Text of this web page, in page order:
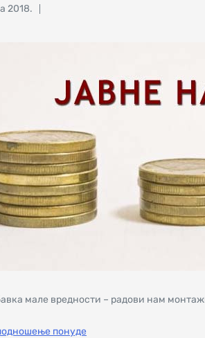
2018.
мале вредности – радови нам
понуде